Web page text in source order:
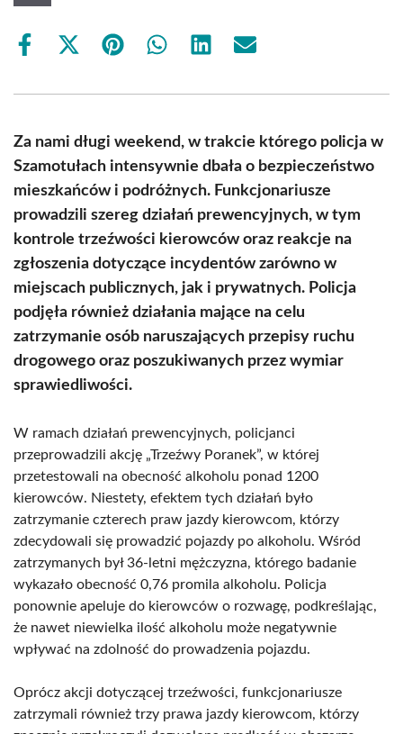
Share
Share
(Twitter)
Share Share Share Share
Za nami długi weekend, w trakcie którego policja w
Szamotułach intensywnie dbała o bezpieczeństwo
mieszkańców i podróżnych. Funkcjonariusze
prowadzili szereg działań prewencyjnych, w tym
kontrole trzeźwości kierowców oraz reakcje na
zgłoszenia dotyczące incydentów zarówno w
miejscach publicznych, jak i prywatnych. Policja
podjęła również działania mające na celu
zatrzymanie osób naruszających przepisy ruchu
drogowego oraz poszukiwanych przez wymiar
sprawiedliwości.
W ramach działań prewencyjnych, policjanci
przeprowadzili akcję „Trzeźwy Poranek”, w której
przetestowali na obecność alkoholu ponad 1200
kierowców. Niestety, efektem tych działań było
zatrzymanie czterech praw jazdy kierowcom, którzy
zdecydowali się prowadzić pojazdy po alkoholu. Wśród
zatrzymanych był 36-letni mężczyzna, którego badanie
wykazało obecność 0,76 promila alkoholu. Policja
ponownie apeluje do kierowców o rozwagę, podkreślając,
że nawet niewielka ilość alkoholu może negatywnie
wpływać na zdolność do prowadzenia pojazdu.
Oprócz akcji dotyczącej trzeźwości, funkcjonariusze
zatrzymali również trzy prawa jazdy kierowcom, którzy